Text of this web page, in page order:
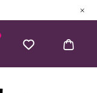
Kérastase